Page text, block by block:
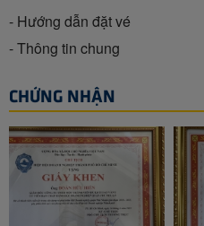
- Hướng dẫn đặt vé
- Thông tin chung
CHỨNG NHẬN